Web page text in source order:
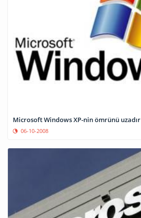
Microsoft Windows XP-nin ömrünü uzadır
06-10-2008